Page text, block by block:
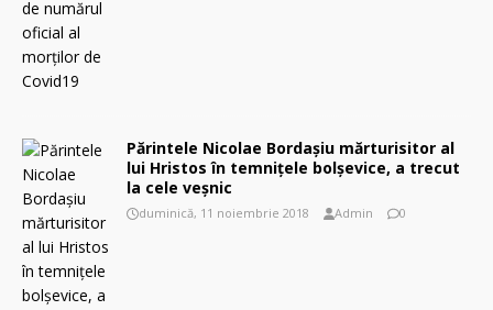
Părintele Nicolae Bordaşiu mărturisitor al
lui Hristos în temnițele bolșevice, a trecut
la cele veșnic
duminică, 11 noiembrie 2018 Admin 0